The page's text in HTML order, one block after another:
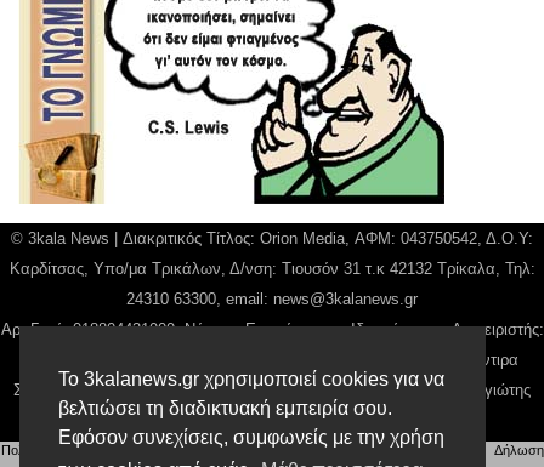
Το 3kalanews.gr χρησιμοποιεί cookies για να
βελτιώσει τη διαδικτυακή εμπειρία σου.
Εφόσον συνεχίσεις, συμφωνείς με την χρήση
© 3kala News | Διακριτικός Τίτλος: Orion Media, ΑΦΜ: 043750542, Δ.Ο.Υ:
Καρδίτσας, Υπο/μα Τρικάλων, Δ/νση: Τιουσόν 31 τ.κ 42132 Τρίκαλα, Τηλ:
24310 63300, email: news@3kalanews.gr
Αρ. Γεμή: 018804431000, Νόμιμος Εκπρόσωπος, Ιδιοκτήτης και Διαχειριστής:
Παναγιώτης Φιλίππου, Διευθύντρια: Γιαννουσά Βασιλική, Διευθύντιρα
Σύνταξης: Μπαλαμπάνη Βασιλική. Δικαιούχος domain name Παναγιώτης
Φιλίππου
Πολιτική απορρήτου Αίτηση Διαχείρισης Προσωπικών Δεδομένων |Όροι χρήσης
Δήλωση